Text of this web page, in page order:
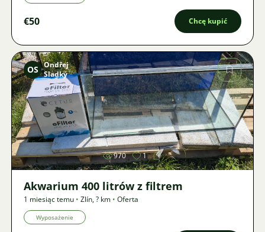
€50 Chcę kupić
Zdjęcie
OS Ondřej
Sladký
970 1
Akwarium 400 litrów z filtrem
1 miesiąc temu • Zlín,? km • Oferta
Wyposażenie